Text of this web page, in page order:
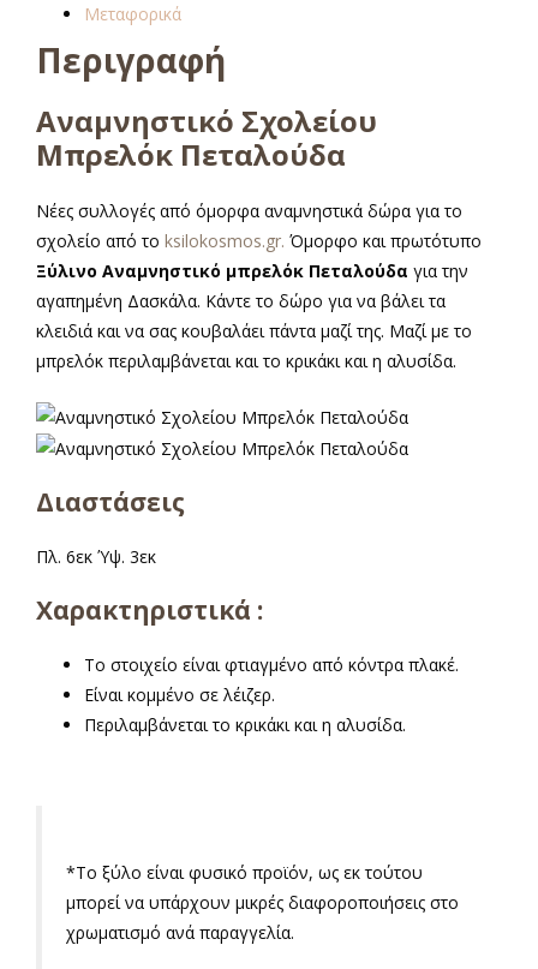
Μεταφορικά
Περιγραφή
Αναμνηστικό Σχολείου
Μπρελόκ Πεταλούδα
Νέες συλλογές από όμορφα αναμνηστικά δώρα για το
σχολείο από το ksilokosmos.gr. Όμορφο και πρωτότυπο
Ξύλινο Αναμνηστικό μπρελόκ Πεταλούδα για την
αγαπημένη Δασκάλα. Κάντε το δώρο για να βάλει τα
κλειδιά και να σας κουβαλάει πάντα μαζί της. Μαζί με το
μπρελόκ περιλαμβάνεται και το κρικάκι και η αλυσίδα.
Διαστάσεις
Πλ. 6εκ Ύψ. 3εκ
Χαρακτηριστικά :
Το στοιχείο είναι φτιαγμένο από κόντρα πλακέ.
Είναι κομμένο σε λέιζερ.
Περιλαμβάνεται το κρικάκι και η αλυσίδα.
*Το ξύλο είναι φυσικό προϊόν, ως εκ τούτου
μπορεί να υπάρχουν μικρές διαφοροποιήσεις στο
χρωματισμό ανά παραγγελία.